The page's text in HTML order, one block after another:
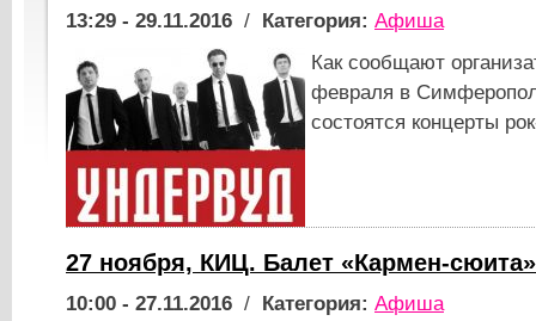
13:29 - 29.11.2016 / Категория: Афиша
Как сообщают
февраля в
состоятся концерты
27 ноября, КИЦ. Балет «Кармен-сюита»
10:00 - 27.11.2016 / Категория: Афиша